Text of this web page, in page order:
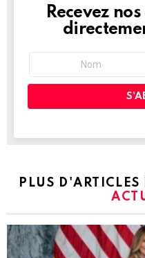
NEWSLETTER
Recevez
PLUS